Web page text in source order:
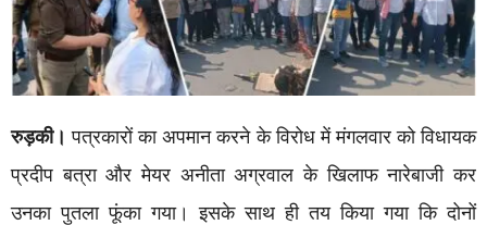
रुड़की।पत्रकारों का अपमान करने के विरोध में मंगलवार को विधायक
प्रदीप बत्रा और मेयर अनीता अग्रवाल के खिलाफ नारेबाजी कर
उनका पुतला फूंका गया। इसके साथ ही तय किया गया कि दोनों